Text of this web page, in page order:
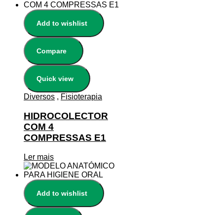
Add to wishlist
Compare
Quick view
Diversos , Fisioterapia
HIDROCOLECTOR
COM 4
COMPRESSAS E1
Ler mais
Add to wishlist